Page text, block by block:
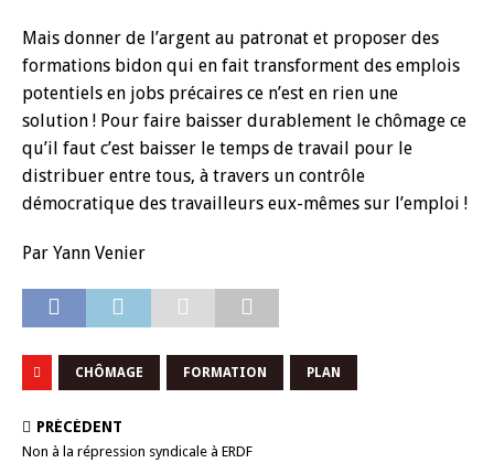
Mais donner de l’argent au patronat et proposer des
formations bidon qui en fait transforment des emplois
potentiels en jobs précaires ce n’est en rien une
solution ! Pour faire baisser durablement le chômage ce
qu’il faut c’est baisser le temps de travail pour le
distribuer entre tous, à travers un contrôle
démocratique des travailleurs eux-mêmes sur l’emploi !
Par Yann Venier
CHÔMAGE FORMATION PLAN
PRÉCÉDENT
Non à la répression syndicale à ERDF